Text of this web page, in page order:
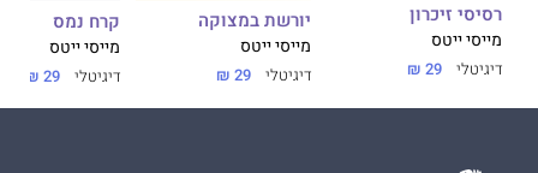
רסיסי זיכרון
מייסי ייטס
דיגיטלי 29 ₪
יורשת במצוקה
מייסי ייטס
דיגיטלי 29 ₪
קרח נמס
מייסי ייטס
דיגיטלי 29 ₪